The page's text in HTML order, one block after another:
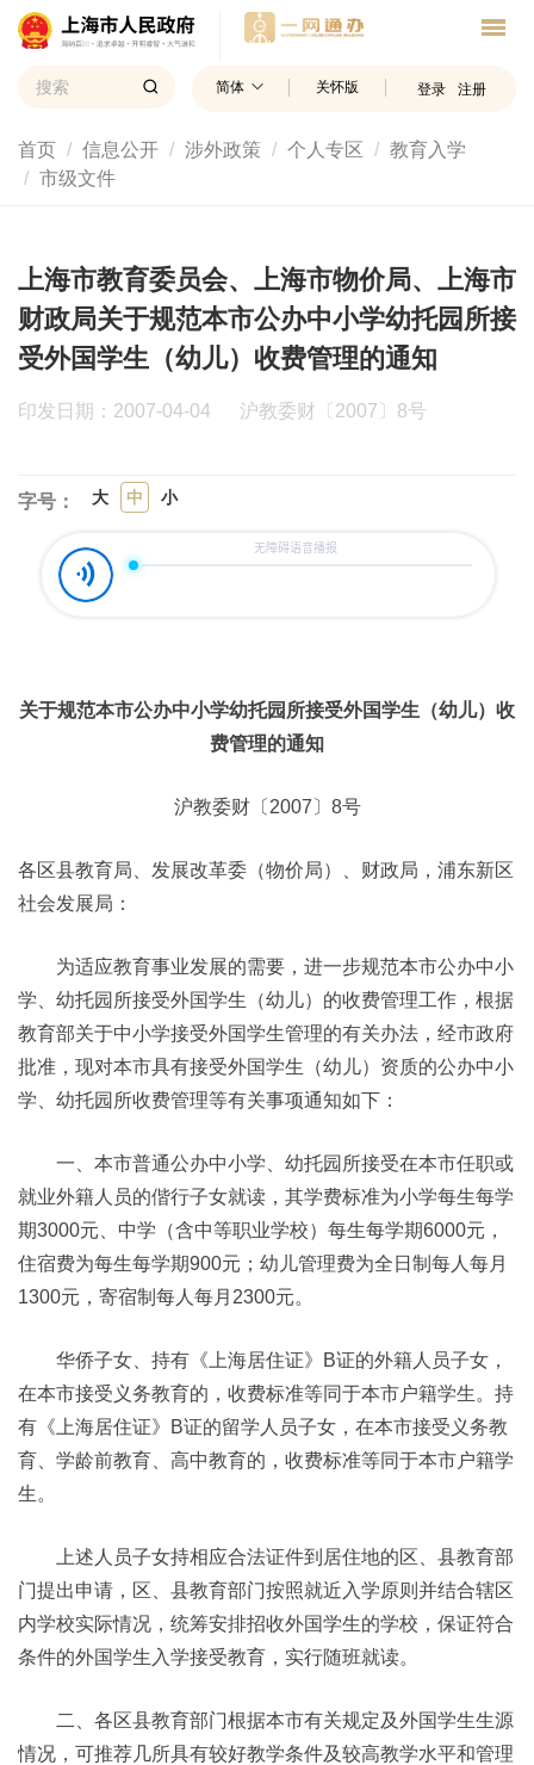
简体 关怀版 登录 注册
首页 信息公开 涉外政策 个人专区
教育入学
市级文件
上海市教育委员会、上海市物价局、上海市
财政局关于规范本市公办中小学幼托园所接
受外国学生（幼儿）收费管理的通知
印发日期：2007-04-04 沪教委财〔2007〕8号
字号： 大 中 小
关于规范本市公办中小学幼托园所接受外国学生（幼儿）收
费管理的通知
沪教委财〔2007〕8号
各区县教育局、发展改革委（物价局）、财政局，浦东新区
社会发展局：
为适应教育事业发展的需要，进一步规范本市公办中小
学、幼托园所接受外国学生（幼儿）的收费管理工作，根据
教育部关于中小学接受外国学生管理的有关办法，经市政府
批准，现对本市具有接受外国学生（幼儿）资质的公办中小
学、幼托园所收费管理等有关事项通知如下：
一、本市普通公办中小学、幼托园所接受在本市任职或
就业外籍人员的偕行子女就读，其学费标准为小学每生每学
期3000元、中学（含中等职业学校）每生每学期6000元，
住宿费为每生每学期900元；幼儿管理费为全日制每人每月
1300元，寄宿制每人每月2300元。
华侨子女、持有《上海居住证》B证的外籍人员子女，
在本市接受义务教育的，收费标准等同于本市户籍学生。持
有《上海居住证》B证的留学人员子女，在本市接受义务教
育、学龄前教育、高中教育的，收费标准等同于本市户籍学
生。
上述人员子女持相应合法证件到居住地的区、县教育部
门提出申请，区、县教育部门按照就近入学原则并结合辖区
内学校实际情况，统筹安排招收外国学生的学校，保证符合
条件的外国学生入学接受教育，实行随班就读。
二、各区县教育部门根据本市有关规定及外国学生生源
情况，可推荐几所具有较好教学条件及较高教学水平和管理